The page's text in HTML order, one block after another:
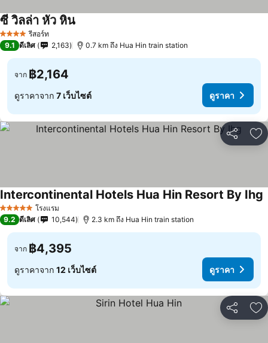
4 ดาว รีสอร์ท
ซี วิลล่า หัว หิน
9.1 ดีเลิศ 2,163 0.7 km ถึง Hua Hin train station
จาก ฿2,164
ดูราคาจาก 7 เว็บไซต์ ดูราคา
แชร์ เ
5 ดาว โรงแรม
Intercontinental Hotels Hua Hin Resort By Ihg
9.2 ดีเลิศ 10,544 2.3 km ถึง Hua Hin train station
จาก ฿4,395
ดูราคาจาก 12 เว็บไซต์ ดูราคา
แชร์ เ